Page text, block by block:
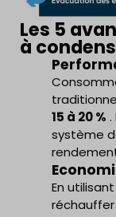
Les 5
à
15 à 20 % .
système
En
réchauffer